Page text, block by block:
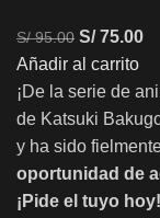
S/95.00 S/75.00
Añadir al carrito
¡De la serie de
de Katsuki
y ha sido
oportunidad de
¡Pide el tuyo hoy!